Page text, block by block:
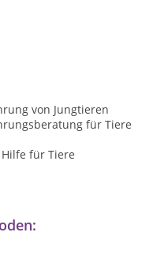
von Jungtieren
für Tiere
Hilfe für Tiere